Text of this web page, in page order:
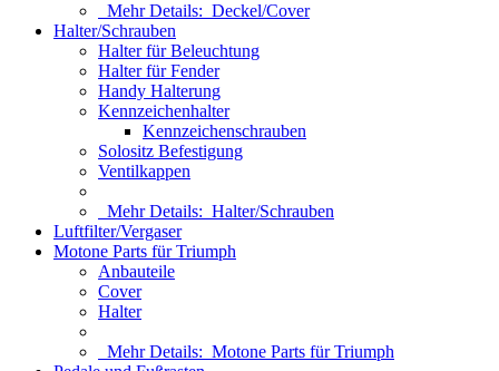
Mehr Details: Deckel/Cover
Halter/Schrauben
Halter für Beleuchtung
Halter für Fender
Handy Halterung
Kennzeichenhalter
Kennzeichenschrauben
Solositz Befestigung
Ventilkappen
Mehr Details: Halter/Schrauben
Luftfilter/Vergaser
Motone Parts für Triumph
Anbauteile
Cover
Halter
Mehr Details: Motone Parts für Triumph